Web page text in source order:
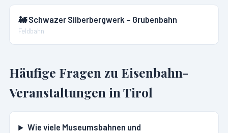
🚂Schwazer Silberbergwerk – Grubenbahn
Feldbahn
Häufige Fragen zu Eisenbahn-
Veranstaltungen in Tirol
Wie viele Museumsbahnen und